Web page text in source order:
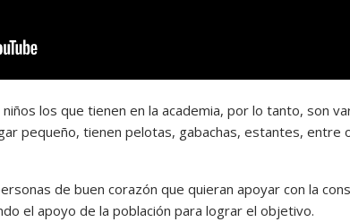
los que tienen en la academia, por lo tanto, son
pequeño, tienen pelotas, gabachas, estantes, entre
de buen corazón que quieran apoyar con la
el apoyo de la población para lograr el objetivo.